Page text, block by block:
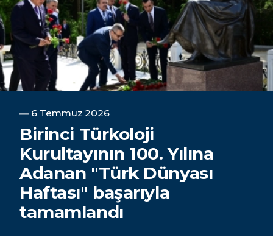
― 6 Temmuz 2026
Birinci Türkoloji
Kurultayının 100. Yılına
Adanan "Türk Dünyası
Haftası" başarıyla
tamamlandı